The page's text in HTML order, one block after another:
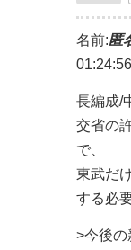
名前:匿
01:24:56
長編成/
交省の
で、
東武だ
する必
>今後